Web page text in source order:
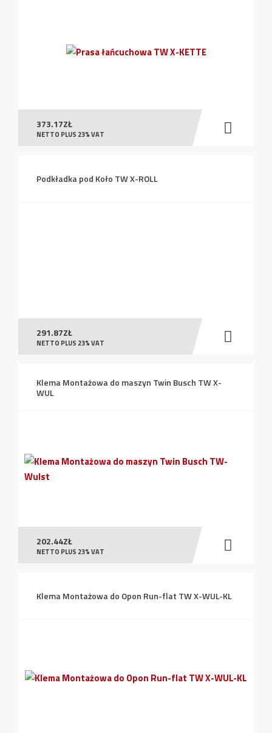
373.17ZŁ
NETTO PLUS 23% VAT
Podkładka pod Koło TW X-ROLL
291.87ZŁ
NETTO PLUS 23% VAT
Klema Montażowa do maszyn Twin Busch TW X-
WUL
202.44ZŁ
NETTO PLUS 23% VAT
Klema Montażowa do Opon Run-flat TW X-WUL-KL